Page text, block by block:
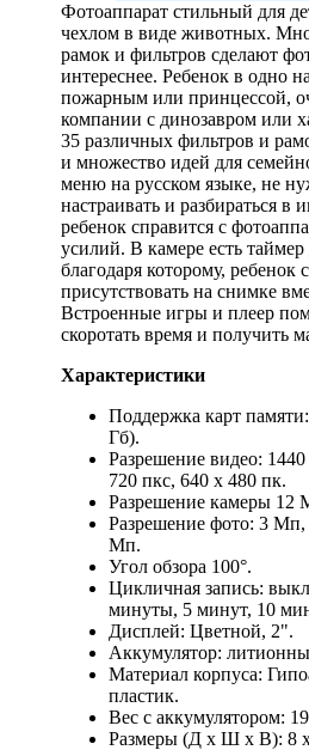
Фотоаппарат стильный для
чехлом в виде животных.
рамок и фильтров сделают
интереснее. Ребенок в одно
пожарным или принцессой,
компании с динозавром или
35 различных фильтров и
и множество идей для
меню на русском языке, не
настраивать и разбираться в
ребенок справится с
усилий. В камере есть таймер
благодаря которому, ребенок
присутствовать на снимке
Встроенные игры и плеер
скоротать время и получить
Характеристики
Поддержка карт
Гб).
Разрешение видео:
720 пкс, 640 х 480 пк.
Разрешение камеры 12
Разрешение фото: 3
Мп.
Угол обзора 100°.
Цикличная запись:
минуты, 5 минут, 10
Дисплей: Цветной, 2".
Аккумулятор:
Материал корпуса:
пластик.
Вес с аккумулятором:
Размеры (Д х Ш х В): 8